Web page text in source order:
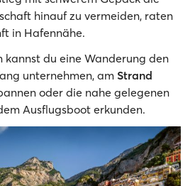
hinauf zu vermeiden, raten
in Hafennähe.
kannst du eine Wanderung den
unternehmen, am Strand
oder die nahe gelegenen
Ausflugsboot erkunden.